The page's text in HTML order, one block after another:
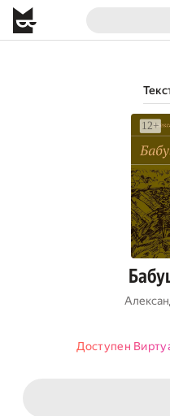
Доступен